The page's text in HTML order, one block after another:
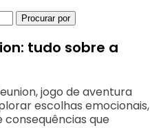
Procurar por
tudo sobre a
jogo de aventura
escolhas emocionais,
que